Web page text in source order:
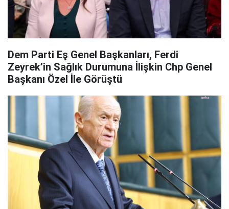
Dem Parti Eş Genel Başkanları, Ferdi
Zeyrek’in Sağlık Durumuna İlişkin Chp Genel
Başkanı Özel İle Görüştü